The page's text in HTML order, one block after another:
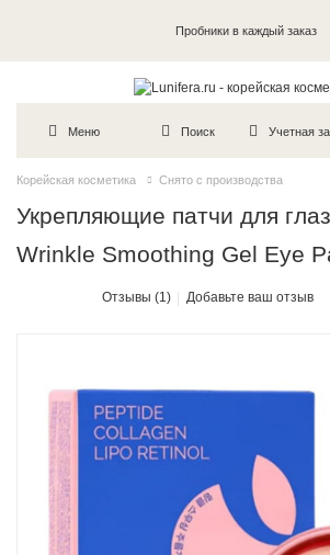
Пробники в каждый заказ
Меню Поиск Учетная
Корейская косметика Снято с производства
Укрепляющие патчи для
Wrinkle Smoothing Gel Eye
Отзывы (1) Добавьте ваш отзыв